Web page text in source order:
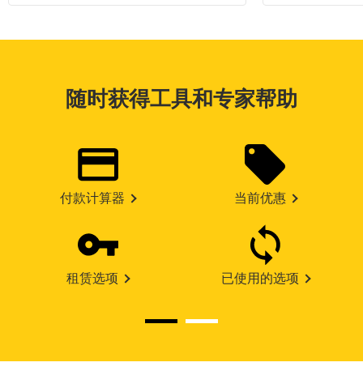
随时获得工具和专家帮助
付款计算器 当前优惠
租赁选项 已使用的选项